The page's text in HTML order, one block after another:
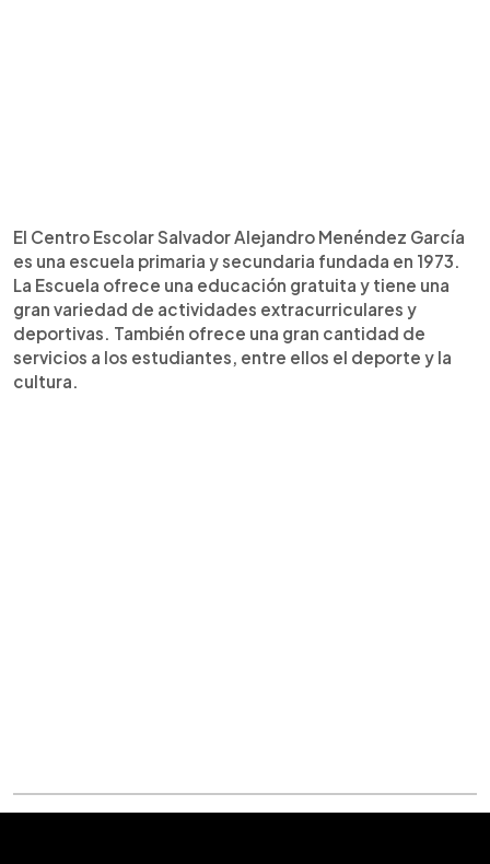
El Centro Escolar Salvador Alejandro Menéndez García
es una escuela primaria y secundaria fundada en 1973.
La Escuela ofrece una educación gratuita y tiene una
gran variedad de actividades extracurriculares y
deportivas. También ofrece una gran cantidad de
servicios a los estudiantes, entre ellos el deporte y la
cultura.